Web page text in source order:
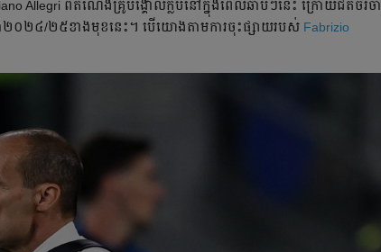
Allegri ពី​តំណែង​គ្រូបង្គោល​ក្លឹប​នៅ​ក្នុង​ពេល​ឆាប់ៗ​នេះ​ ក្រោយ​ជិត​ចរចា​
ាំ​២០២៤/២៥​ខាង​មុខ​នេះ​។ បើ​យោង​តាម​ការ​ចុះ​ផ្សាយ​របស់​ Fabrizio